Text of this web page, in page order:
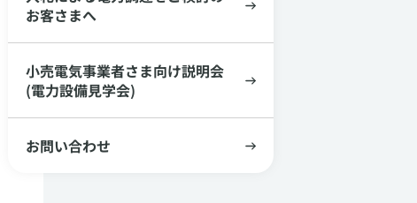
お客さまへ
小売電気事業者さま向け説明会
(電力設備見学会)
お問い合わせ